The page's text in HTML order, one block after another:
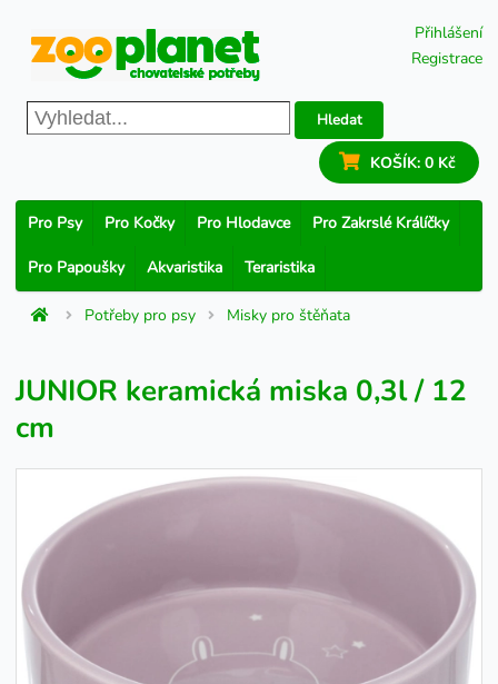
Přihlášení
Registrace
Hledat
KOŠÍK: 0 Kč
Pro Psy Pro Kočky Pro Hlodavce Pro Zakrslé Králíčky
Pro Papoušky Akvaristika Teraristika
Potřeby pro psy Misky pro štěňata
JUNIOR keramická miska 0,3l / 12
cm